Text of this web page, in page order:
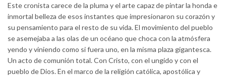
Este cronista carece de la pluma y el arte capaz de pintar la honda e
inmortal belleza de esos instantes que impresionaron su corazón y
su pensamiento para el resto de su vida. El movimiento del pueblo
se asemejaba a las olas de un océano que choca con la atmósfera
yendo y viniendo como si fuera uno, en la misma plaza gigantesca.
Un acto de comunión total. Con Cristo, con el ungido y con el
pueblo de Dios. En el marco de la religión católica, apostólica y